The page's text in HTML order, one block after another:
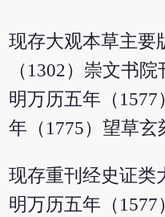
现存大观本草主要
（1302）崇文书
明万历五年（
年（1775）望草玄
现存重刊经史证类
明万历五年（1577